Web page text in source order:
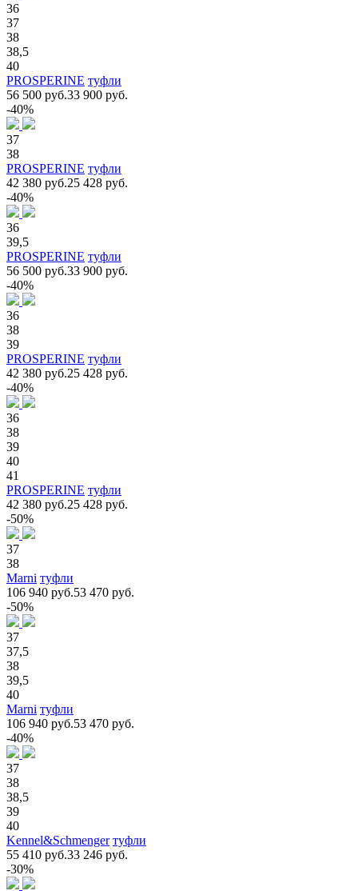
36
37
38
38,5
40
PROSPERINE туфли
56 500 руб.33 900 руб.
-40%
37
38
PROSPERINE туфли
42 380 руб.25 428 руб.
-40%
36
39,5
PROSPERINE туфли
56 500 руб.33 900 руб.
-40%
36
38
39
PROSPERINE туфли
42 380 руб.25 428 руб.
-40%
36
38
39
40
41
PROSPERINE туфли
42 380 руб.25 428 руб.
-50%
37
38
Marni туфли
106 940 руб.53 470 руб.
-50%
37
37,5
38
39,5
40
Marni туфли
106 940 руб.53 470 руб.
-40%
37
38
38,5
39
40
Kennel&Schmenger туфли
55 410 руб.33 246 руб.
-30%